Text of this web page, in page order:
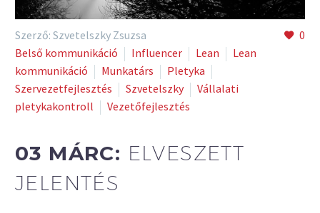
0
Szerző: Szvetelszky Zsuzsa
Belső kommunikáció
Influencer Lean
Lean
kommunikáció
Munkatárs
Pletyka
Szervezetfejlesztés
Szvetelszky
Vállalati
pletykakontroll
Vezetőfejlesztés
03 MÁRC: ELVESZETT
JELENTÉS